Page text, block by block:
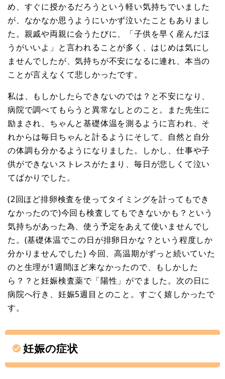
め、すぐに授かるだろうという軽い気持ちでいました
が、なかなか思うようにいかず泣いたこともありまし
た。親戚や両親に会うたびに、「子供を早く産んだほ
うがいいよ」と言われることが多く、はじめは気にし
ませんでしたが、気持ちが不安になるに連れ、本当の
ことが言えなくて悲しかったです。
私は、もしかしたらできないのでは？と不安になり、
病院で調べてもらうと異常なしとのこと。また先生に
励まされ、ちゃんと基礎体温を測るように言われ、そ
れからは毎日ちゃんと計るようにそして、自然と自分
の体調も分かるようになりました。しかし、仕事や子
供ができないストレスがたまり、毎日が悲しくて泣い
てばかりでした。
(2回ほど排卵検査を使ってタイミングを計ってもでき
なかったので)今回も検査してもできないかも？という
気持ちがあった為、使う予定をあえて使いませんでし
た。(基礎体温でこの日が排卵日かな？という程度しか
分かりませんでした) 今回、高温期がずっと続いていた
のと生理が1週間ほど来なかったので、もしかした
ら？？と妊娠検査薬で「陽性」がでました。次の日に
病院へ行き、妊娠5週目とのこと。すごく嬉しかったで
す。
妊娠の症状